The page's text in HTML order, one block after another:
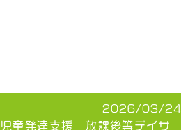
2026/03/24
児童発達支援 放課後等デイサ